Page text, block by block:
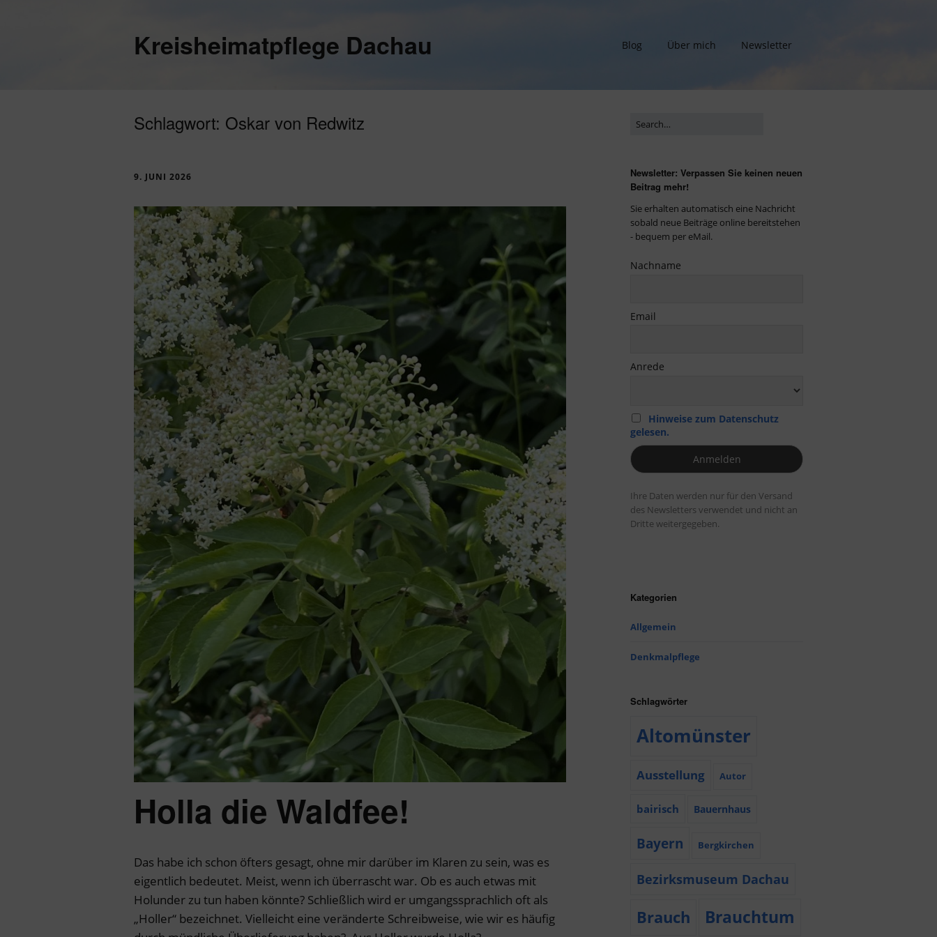
Kreisheimatpflege Dachau Blog Über mich Newsletter
Schlagwort: Oskar von Redwitz
9. JUNI 2026
Holla die Waldfee!
Das habe ich schon öfters gesagt, ohne mir darüber im Klaren zu sein, was es
eigentlich bedeutet. Meist, wenn ich überrascht war. Ob es auch etwas mit
Holunder zu tun haben könnte? Schließlich wird er umgangssprachlich oft als
„Holler“ bezeichnet. Vielleicht eine veränderte Schreibweise, wie wir es häufig
Newsletter: Verpassen Sie keinen neuen
Beitrag mehr!
Sie erhalten automatisch eine Nachricht
sobald neue Beiträge online bereitstehen
- bequem per eMail.
Nachname
Email
Anrede
Hinweise zum Datenschutz
gelesen.
Ihre Daten werden nur für den Versand
des Newsletters verwendet und nicht an
Dritte weitergegeben.
Kategorien
Allgemein
Denkmalpflege
Schlagwörter
Altomünster
Ausstellung Autor
bairisch Bauernhaus
Bayern Bergkirchen
Bezirksmuseum Dachau
Brauch Brauchtum